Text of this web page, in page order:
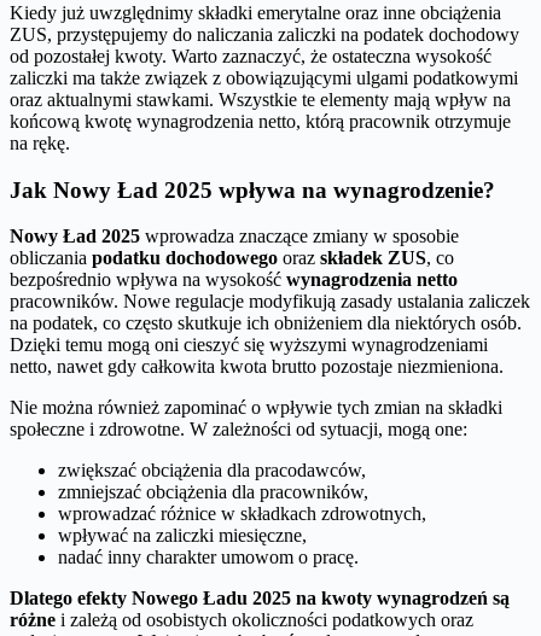
Kiedy już uwzględnimy składki emerytalne oraz inne obciążenia
ZUS, przystępujemy do naliczania zaliczki na podatek dochodowy
od pozostałej kwoty. Warto zaznaczyć, że ostateczna wysokość
zaliczki ma także związek z obowiązującymi ulgami podatkowymi
oraz aktualnymi stawkami. Wszystkie te elementy mają wpływ na
końcową kwotę wynagrodzenia netto, którą pracownik otrzymuje
na rękę.
Jak Nowy Ład 2025 wpływa na wynagrodzenie?
Nowy Ład 2025 wprowadza znaczące zmiany w sposobie
obliczania podatku dochodowego oraz składek ZUS, co
bezpośrednio wpływa na wysokość wynagrodzenia netto
pracowników. Nowe regulacje modyfikują zasady ustalania zaliczek
na podatek, co często skutkuje ich obniżeniem dla niektórych osób.
Dzięki temu mogą oni cieszyć się wyższymi wynagrodzeniami
netto, nawet gdy całkowita kwota brutto pozostaje niezmieniona.
Nie można również zapominać o wpływie tych zmian na składki
społeczne i zdrowotne. W zależności od sytuacji, mogą one:
zwiększać obciążenia dla pracodawców,
zmniejszać obciążenia dla pracowników,
wprowadzać różnice w składkach zdrowotnych,
wpływać na zaliczki miesięczne,
nadać inny charakter umowom o pracę.
Dlatego efekty Nowego Ładu 2025 na kwoty wynagrodzeń są
różne i zależą od osobistych okoliczności podatkowych oraz